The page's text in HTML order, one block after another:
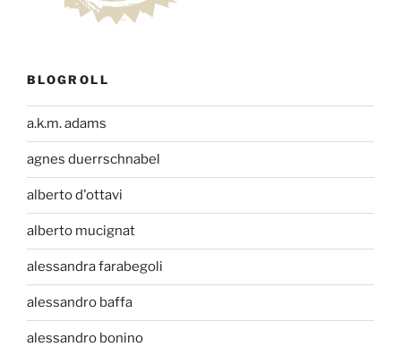
BLOGROLL
a.k.m. adams
agnes duerrschnabel
alberto d'ottavi
alberto mucignat
alessandra farabegoli
alessandro baffa
alessandro bonino